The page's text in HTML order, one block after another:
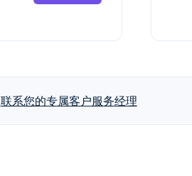
联系您的专属客户服务经理